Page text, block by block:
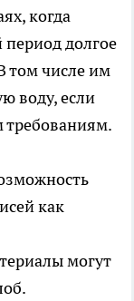
когда
долгое
том числе им
воду, если
требованиям.
как
могут